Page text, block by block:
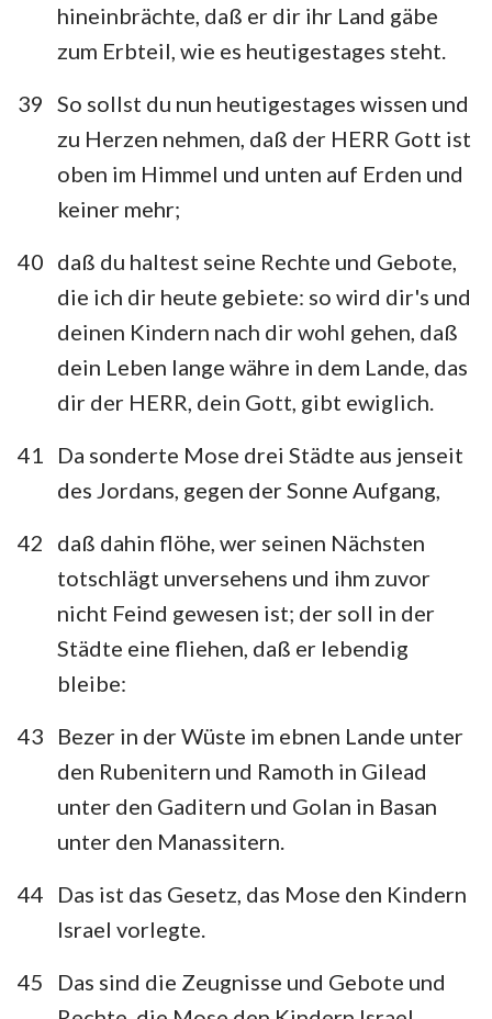
hineinbrächte, daß er dir ihr Land gäbe
zum Erbteil, wie es heutigestages steht.
39 So sollst du nun heutigestages wissen und
zu Herzen nehmen, daß der HERR Gott ist
oben im Himmel und unten auf Erden und
keiner mehr;
40 daß du haltest seine Rechte und Gebote,
die ich dir heute gebiete: so wird dir's und
deinen Kindern nach dir wohl gehen, daß
dein Leben lange währe in dem Lande, das
dir der HERR, dein Gott, gibt ewiglich.
41
Da sonderte Mose drei Städte aus jenseit
des Jordans, gegen der Sonne Aufgang,
42
daß dahin flöhe, wer seinen Nächsten
totschlägt unversehens und ihm zuvor
nicht Feind gewesen ist; der soll in der
Städte eine fliehen, daß er lebendig
bleibe:
43
Bezer in der Wüste im ebnen Lande unter
den Rubenitern und Ramoth in Gilead
unter den Gaditern und Golan in Basan
unter den Manassitern.
44
Das ist das Gesetz, das Mose den Kindern
Israel vorlegte.
45
Das sind die Zeugnisse und Gebote und